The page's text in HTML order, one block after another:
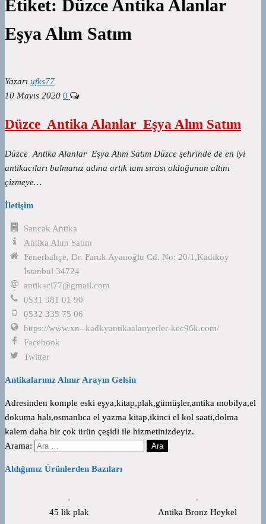
Etiket: Düzce Antika Alanlar
Eşya Alım Satım
Yazarı ufks77
10 Mayıs 2020 0
Düzce Antika Alanlar Eşya Alım Satım
Düzce Antika Alanlar Eşya Alım Satım Düzce şehrinde de en iyi
antikacıları bulmanız adına artık tam sırası olduğunun altını
çizmeye…
İletişim
Sancak Antika
Antika Alım Satım
Fenerbahçe, Dr. Faruk Ayanoğlu Cd. No: 20/1,Kadıköy
İstanbul 34724
antikaci77@gmail.com
0531 981 01 90
0532 335 75 06
https://www.xn--kadkyantikaalanyerler-kec96k.com/
Facebook
Twitter
Antikalarınız Alınır Arayın Gelsin
Adresinden komple eski eşya,kitap,plak,gümüşler,antika mobilya,el
dokuma halı,osmanlıca el yazma kitap,ikinci el kol saati,dolma
kalem daha bir çok ürün çeşidi ile hizmetinizdeyiz.
Arama:
Aldığımız Ürünlerden Bazıları
45 lik plak Antika Bronz Heykel